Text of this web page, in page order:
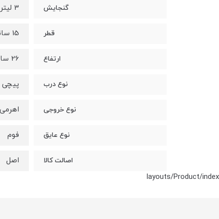
گنجایش 3 لیتر
قطر 15 سانتی متر
ارتفاع 26 سانتی متر
نوع درب پیچی
نوع خروجی اهرمی
نوع عایق فوم
اصالت کالا
اصل
layouts/Product/index